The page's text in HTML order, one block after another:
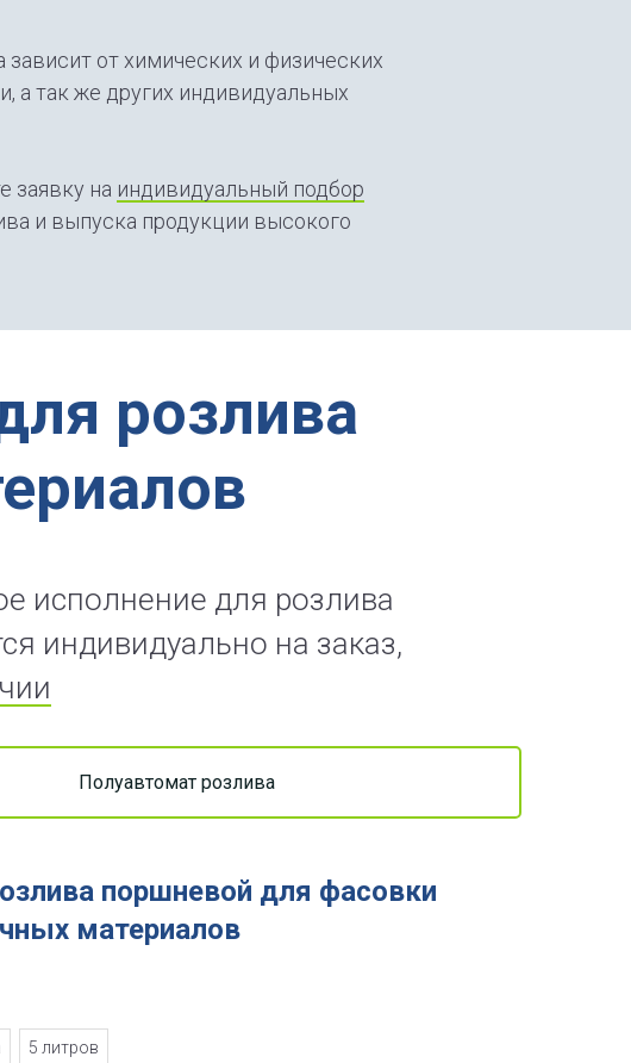
от химических и физических
а так же других индивидуальных
заявку на индивидуальный подбор
и выпуска продукции высокого
розлива
исполнение для розлива
индивидуально на заказ,
Полуавтомат розлива
поршневой для фасовки
материалов
5 литров